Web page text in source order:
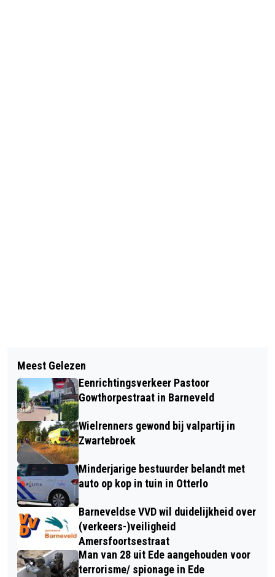
EIGEN KOFFIE, VERTROUWD ETEN EN
GEEN TAALSTRESS: ZO VIEREN
NEDERLANDERS VAKANTIE
AANRIJDING MET LETSEL OP DE
EDESEWEG IN LUNTEREN
Meest Gelezen
Eenrichtingsverkeer Pastoor
Gowthorpestraat in Barneveld
Wielrenners gewond bij valpartij in
Zwartebroek
Minderjarige bestuurder belandt met
auto op kop in tuin in Otterlo
Barneveldse VVD wil duidelijkheid over
(verkeers-)veiligheid
Amersfoortsestraat
Man van 28 uit Ede aangehouden voor
terrorisme/ spionage in Ede